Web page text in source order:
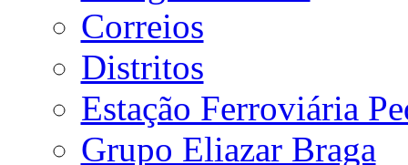
Correios
Distritos
Estação Ferroviária
Grupo Eliazar Braga